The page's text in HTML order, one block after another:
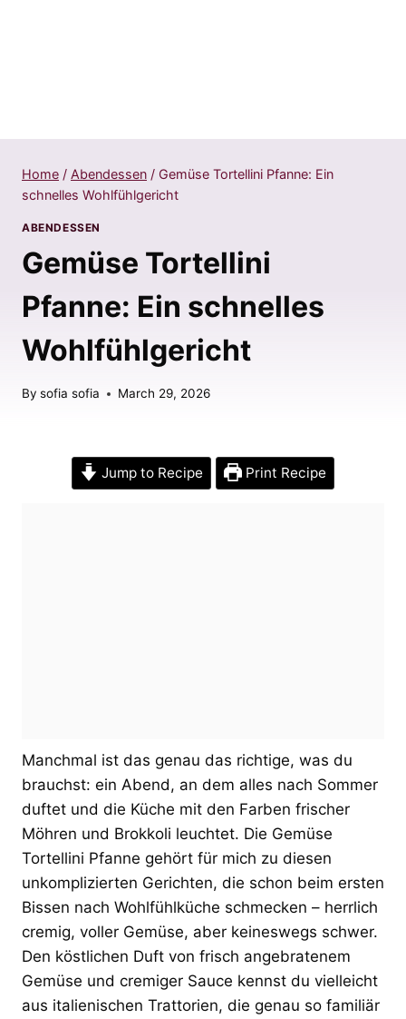
Home / Abendessen / Gemüse Tortellini Pfanne: Ein
schnelles Wohlfühlgericht
ABENDESSEN
Gemüse Tortellini
Pfanne: Ein schnelles
Wohlfühlgericht
By sofia sofia March 29, 2026
Jump to Recipe Print Recipe
Manchmal ist das genau das richtige, was du
brauchst: ein Abend, an dem alles nach Sommer
duftet und die Küche mit den Farben frischer
Möhren und Brokkoli leuchtet. Die Gemüse
Tortellini Pfanne gehört für mich zu diesen
unkomplizierten Gerichten, die schon beim ersten
Bissen nach Wohlfühlküche schmecken – herrlich
cremig, voller Gemüse, aber keineswegs schwer.
Den köstlichen Duft von frisch angebratenem
Gemüse und cremiger Sauce kennst du vielleicht
aus italienischen Trattorien, die genau so familiär